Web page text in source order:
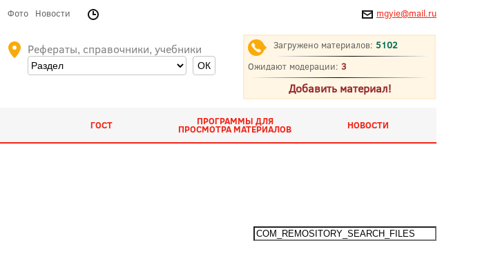
Фото Новости mgyie@mail.ru
Рефераты, справочники, учебники Загружено материалов: 5102
Ожидают модерации: 3
Добавить материал!
ГОСТ ПРОГРАММЫ ДЛЯ
ПРОСМОТРА МАТЕРИАЛОВ НОВОСТИ